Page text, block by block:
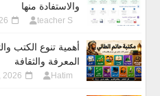
والاستفادة منها
teacher S
أهمية تنوع الكتب
المعرفة والثقافة
Hatim
2026